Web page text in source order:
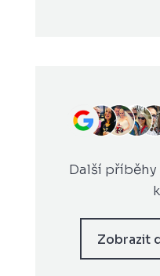
Další příběhy
Zobrazit